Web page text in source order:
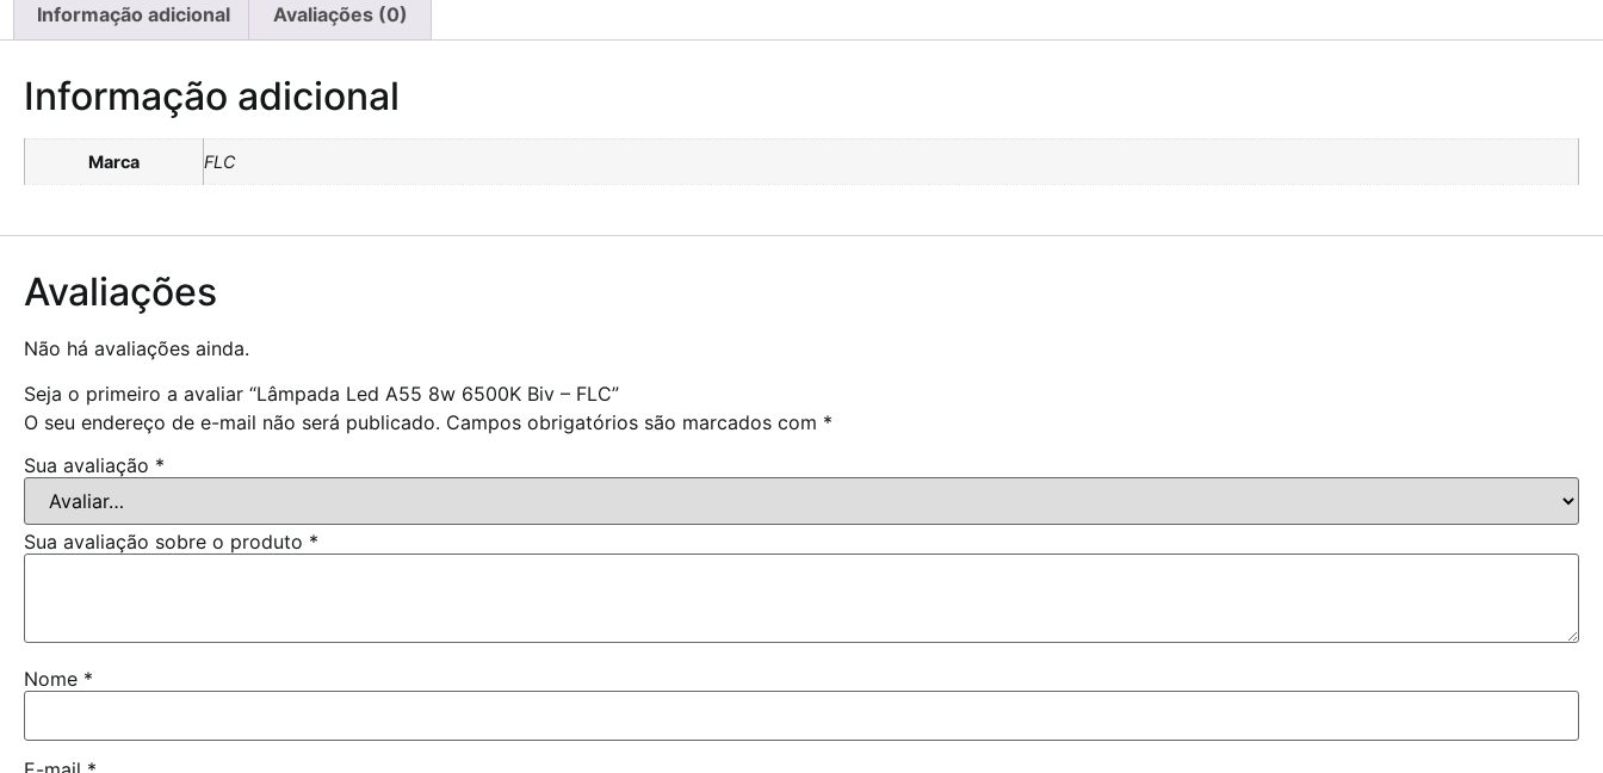
Informação adicional Avaliações (0)
Informação adicional
Marca FLC
Avaliações
Não há avaliações ainda.
Seja o primeiro a avaliar “Lâmpada Led A55 8w 6500K Biv – FLC”
O seu endereço de e-mail não será publicado. Campos obrigatórios são marcados com *
Sua avaliação *
Sua avaliação sobre o produto *
Nome *